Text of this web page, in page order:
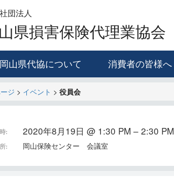
団法人
県損害保険代理業協会
岡山県代協について 消費者の皆様へ
ジ > イベント > 役員会
: 2020年8月19日 @ 1:30 PM – 2:30 PM
: 岡山保険センター 会議室